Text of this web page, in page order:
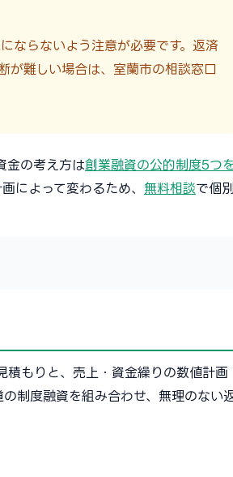
ならないよう注意が必要です。返済
が難しい場合は、室蘭市の相談窓口
金の考え方は創業融資の公的制度5つ
によって変わるため、 無料相談で個
積もりと、売上・資金繰りの数値計画
制度融資を組み合わせ、無理のない